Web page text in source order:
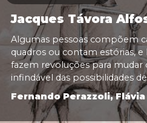
Jacques Távora
Algumas pessoas compõem
quadros ou contam estórias, e
fazem revoluções para
infindável das possibilidades
Fernando Perazzoli,